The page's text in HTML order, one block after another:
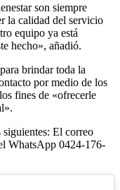
son siempre
la calidad del servicio
equipo ya está
hecho», añadió.
brindar toda la
por medio de los
fines de «ofrecerle
siguientes: El correo
WhatsApp 0424-176-